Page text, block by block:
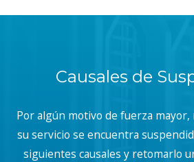
Causales de
Por algún motivo de fuerza
su servicio se encuentra
siguientes causales y retomarlo